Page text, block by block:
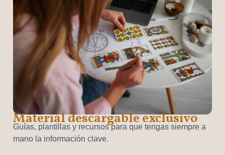
Material descargable exclusivo
Guías, plantillas y recursos para que tengas siempre a
mano la información clave.